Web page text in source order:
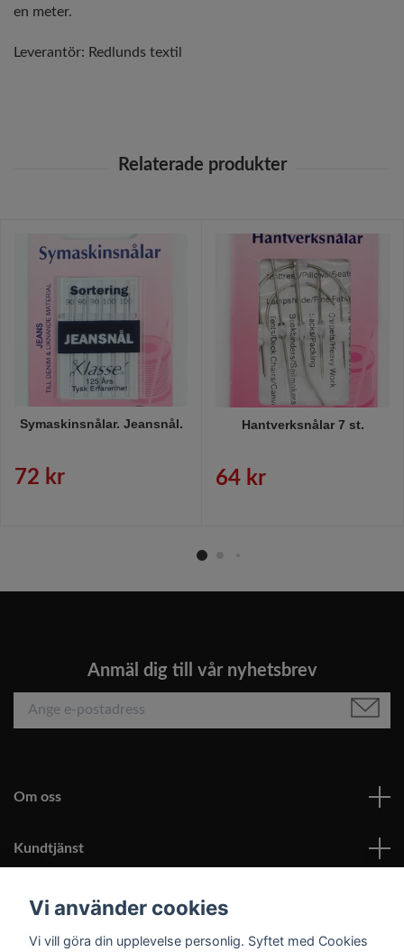
en meter.
Leverantör: Redlunds textil
Symaskinsnålar. Jeansnål.
72 kr
Hantverksnålar 7 st.
64 kr
Anmäl dig till vår nyhetsbrev
Om oss
Kundtjänst
Läs mer
Vi använder cookies
Vi vill göra din upplevelse personlig. Syftet med Cookies